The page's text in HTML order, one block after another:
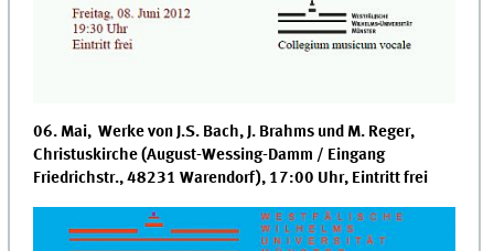
06. Mai, Werke von J.S. Bach, J. Brahms und M. Reger,
Christuskirche (August-Wessing-Damm / Eingang
Friedrichstr., 48231 Warendorf), 17:00 Uhr, Eintritt frei